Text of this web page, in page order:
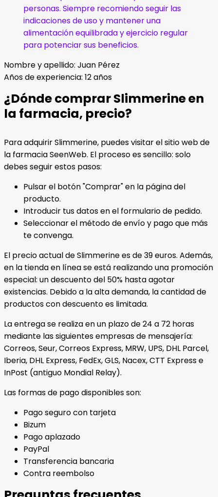
personas. Siempre recomiendo seguir las
indicaciones de uso y mantener una
alimentación equilibrada y ejercicio regular
para potenciar sus beneficios.
Nombre y apellido: Juan Pérez
Años de experiencia: 12 años
¿Dónde comprar Slimmerine en
la farmacia, precio?
Para adquirir Slimmerine, puedes visitar el sitio web de
la farmacia SeenWeb. El proceso es sencillo: solo
debes seguir estos pasos:
Pulsar el botón "Comprar" en la página del
producto.
Introducir tus datos en el formulario de pedido.
Seleccionar el método de envío y pago que más
te convenga.
El precio actual de Slimmerine es de 39 euros. Además,
en la tienda en línea se está realizando una promoción
especial: un descuento del 50% hasta agotar
existencias. Debido a la alta demanda, la cantidad de
productos con descuento es limitada.
La entrega se realiza en un plazo de 24 a 72 horas
mediante las siguientes empresas de mensajería:
Correos, Seur, Correos Express, MRW, UPS, DHL Parcel,
Iberia, DHL Express, FedEx, GLS, Nacex, CTT Express e
InPost (antiguo Mondial Relay).
Las formas de pago disponibles son:
Pago seguro con tarjeta
Bizum
Pago aplazado
PayPal
Transferencia bancaria
Contra reembolso